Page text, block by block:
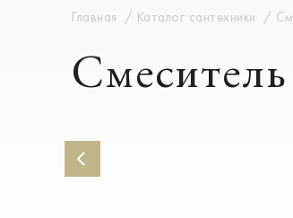
Главная Каталог сантехники